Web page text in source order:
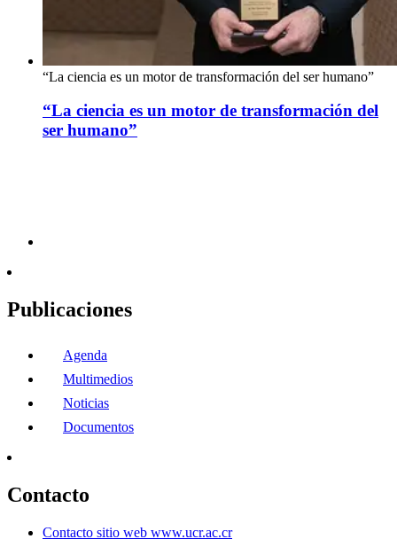
“La ciencia es un motor de transformación del ser humano”
“La ciencia es un motor de transformación del
ser humano”
Publicaciones
Agenda
Multimedios
Noticias
Documentos
Contacto
Contacto sitio web www.ucr.ac.cr